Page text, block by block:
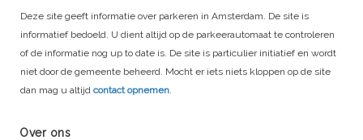
Deze site geeft informatie over parkeren in Amsterdam. De site is
informatief bedoeld. U dient altijd op de parkeerautomaat te controleren
of de informatie nog up to date is. De site is particulier initiatief en wordt
niet door de gemeente beheerd. Mocht er iets niets kloppen op de site
dan mag u altijd contact opnemen
Over ons